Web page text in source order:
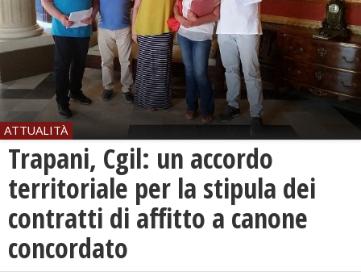
ATTUALITÀ
Trapani, Cgil: un accordo
territoriale per la stipula dei
contratti di affitto a canone
concordato